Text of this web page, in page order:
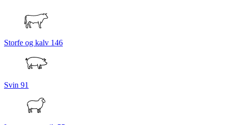
Storfe og kalv 146
Svin 91